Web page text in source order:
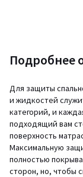
Подробнее
Для защиты
и жидкостей
категорий, и
подходящий вам
поверхность
Максимальную
полностью
сторон, но, чтобы